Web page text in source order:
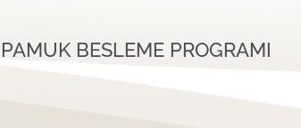
PAMUK BESLEME PROGRAMI